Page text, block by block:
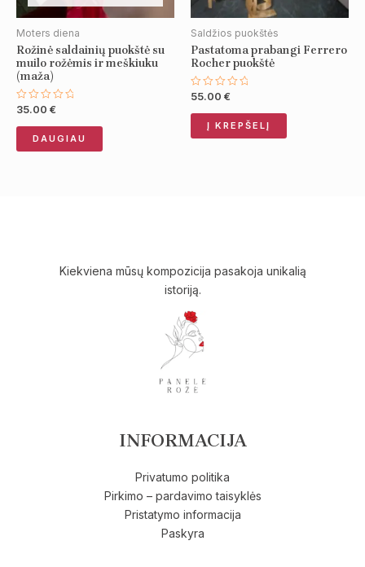
Moters diena
Rožinė saldainių puokštė su
muilo rožėmis ir meškiuku
(maža)
Įvertinimas:
iš
35.00 €
DAUGIAU
Saldžios puokštės
Pastatoma prabangi Ferrero
Rocher puokštė
Įvertinimas:
iš
55.00 €
Į KREPŠELĮ
Kiekviena mūsų kompozicija pasakoja unikalią
istoriją.
INFORMACIJA
Privatumo politika
Pirkimo – pardavimo taisyklės
Pristatymo informacija
Paskyra